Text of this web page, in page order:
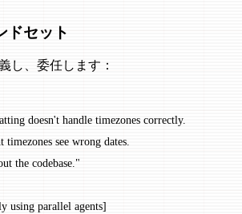
ドセット
し、委任します：
doesn't handle timezones correctly.
timezones see wrong dates.
the codebase."
using parallel agents]